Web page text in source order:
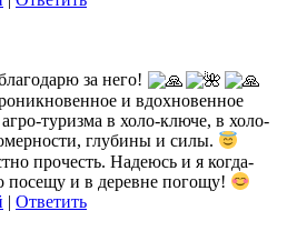
за него!
и вдохновенное
туризма в холо-ключе, в холо-
глубины и силы.
прочесть. Надеюсь и я когда-
посещу и в деревне погощу!
| Ответить